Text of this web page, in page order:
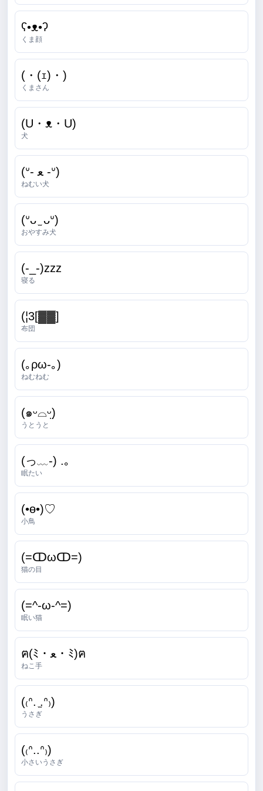
ʕ•ᴥ•ʔ
くま顔
(・(ｪ)・)
くまさん
(U・ᴥ・U)
犬
(ᐡ- ﻌ -ᐡ)
ねむい犬
(ᐡᴗ ̫ ᴗᐡ)
おやすみ犬
(-_-)zzz
寝る
(¦3[▓▓]
布団
(｡ρω-｡)
ねむねむ
(๑ᵕ⌓ᵕ̤)
うとうと
(っ﹏-) .｡
眠たい
(•ө•)♡
小鳥
(=ↀωↀ=)
猫の目
(=^-ω-^=)
眠い猫
ฅ(ﾐ・ﻌ・ﾐ)ฅ
ねこ手
(₍ᐢ. ̫.ᐢ₎)
うさぎ
(₍ᐢ..ᐢ₎)
小さいうさぎ